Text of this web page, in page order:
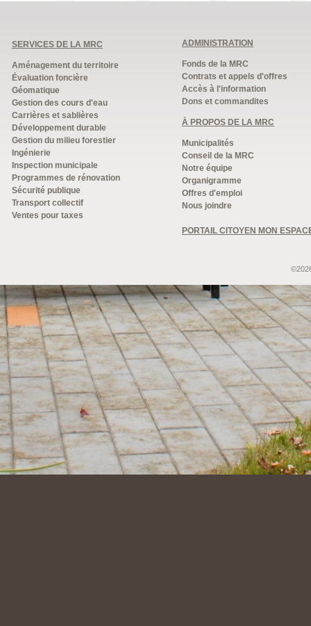
SERVICES DE LA MRC
Aménagement du territoire
Évaluation foncière
Géomatique
Gestion des cours d'eau
Carrières et sablières
Développement durable
Gestion du milieu forestier
Ingénierie
Inspection municipale
Programmes de rénovation
Sécurité publique
Transport collectif
Ventes pour taxes
ADMINISTRATION
Fonds de la MRC
Contrats et appels d'offres
Accès à l'information
Dons et commandites
À PROPOS DE LA MRC
Municipalités
Conseil de la MRC
Notre équipe
Organigramme
Offres d'emploi
Nous joindre
PORTAIL CITOYEN MON